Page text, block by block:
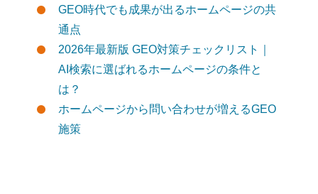
GEO時代でも成果が出るホームページの共
通点
2026年最新版 GEO対策チェックリスト｜
AI検索に選ばれるホームページの条件と
は？
ホームページから問い合わせが増えるGEO
施策